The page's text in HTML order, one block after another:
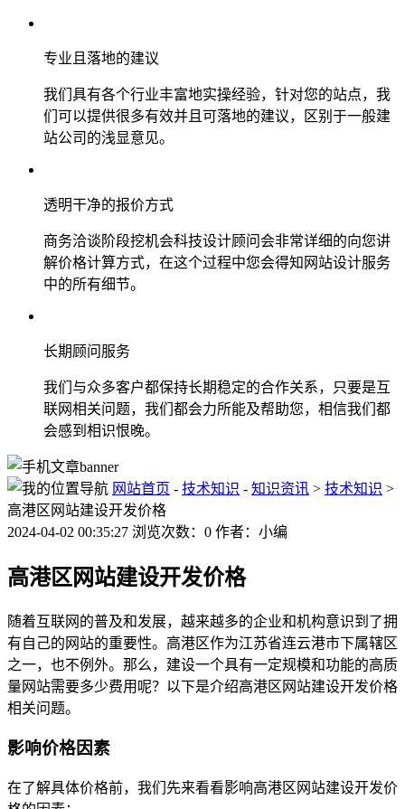
专业且落地的建议
我们具有各个行业丰富地实操经验，针对您的站点，我
们可以提供很多有效并且可落地的建议，区别于一般建
站公司的浅显意见。
透明干净的报价方式
商务洽谈阶段挖机会科技设计顾问会非常详细的向您讲
解价格计算方式，在这个过程中您会得知网站设计服务
中的所有细节。
长期顾问服务
我们与众多客户都保持长期稳定的合作关系，只要是互
联网相关问题，我们都会力所能及帮助您，相信我们都
会感到相识恨晚。
网站首页 - 技术知识 - 知识资讯 > 技术知识 >
高港区网站建设开发价格
2024-04-02 00:35:27 浏览次数：0 作者：小编
高港区网站建设开发价格
随着互联网的普及和发展，越来越多的企业和机构意识到了拥
有自己的网站的重要性。高港区作为江苏省连云港市下属辖区
之一，也不例外。那么，建设一个具有一定规模和功能的高质
量网站需要多少费用呢？以下是介绍高港区网站建设开发价格
相关问题。
影响价格因素
在了解具体价格前，我们先来看看影响高港区网站建设开发价